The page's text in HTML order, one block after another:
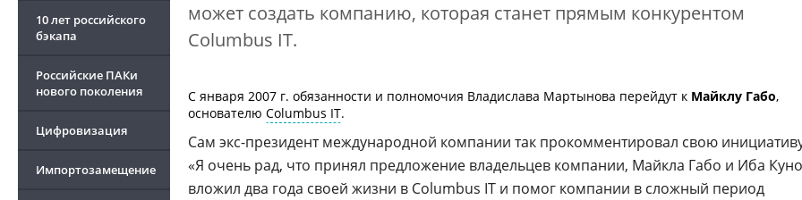
10 лет российского
бэкапа
Российские ПАКи
нового поколения
Цифровизация
Импортозамещение
может создать компанию, которая станет прямым конкурентом
Columbus IT.
С января 2007 г. обязанности и полномочия Владислава Мартынова перейдут к Майклу Габо,
основателю Columbus IT.
Сам экс-президентмеждународной компании так прокомментировал свою
«Я очень рад, что принял предложение владельцев компании, Майкла Габо и Иба
вложил два года своей жизни в Columbus IT и помог компании в сложный период